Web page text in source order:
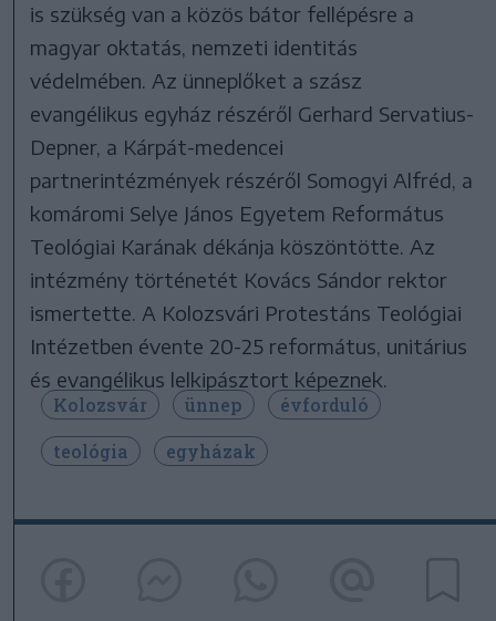
is szükség van a közös bátor fellépésre a
magyar oktatás, nemzeti identitás
védelmében. Az ünneplőket a szász
evangélikus egyház részéről Gerhard Servatius-
Depner, a Kárpát-medencei
partnerintézmények részéről Somogyi Alfréd, a
komáromi Selye János Egyetem Református
Teológiai Karának dékánja köszöntötte. Az
intézmény történetét Kovács Sándor rektor
ismertette. A Kolozsvári Protestáns Teológiai
Intézetben évente 20-25 református, unitárius
és evangélikus lelkipásztort képeznek.
Kolozsvár ünnep
évforduló
teológia
egyházak